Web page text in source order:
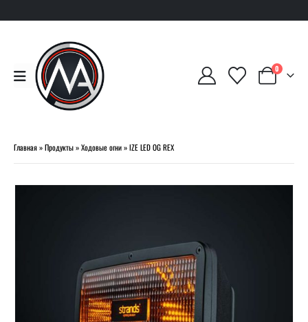
0
Главная»Продукты»Ходовые огни»IZE LED OG REX